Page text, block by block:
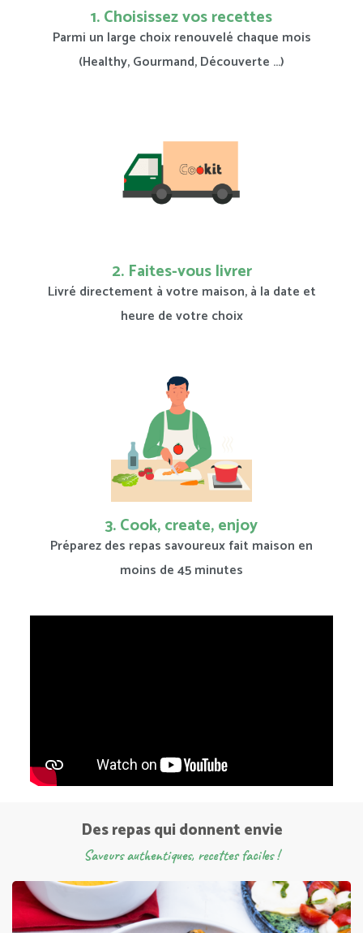
1. Choisissez vos recettes
Parmi un large choix renouvelé chaque mois
(Healthy, Gourmand, Découverte …)
2. Faites-vous livrer
Livré directement à votre maison, à la date et
heure de votre choix
3. Cook, create, enjoy
Préparez des repas savoureux fait maison en
moins de 45 minutes
Des repas qui donnent envie
Saveurs authentiques, recettes faciles !